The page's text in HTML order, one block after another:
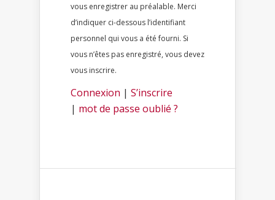
vous enregistrer au préalable. Merci
d’indiquer ci-dessous l’identifiant
personnel qui vous a été fourni. Si
vous n’êtes pas enregistré, vous devez
vous inscrire.
Connexion | S’inscrire
| mot de passe oublié ?